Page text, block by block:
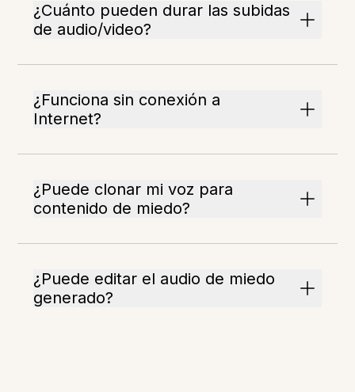
¿Cuánto pueden durar las subidas
de audio/video?
¿Funciona sin conexión a
Internet?
¿Puede clonar mi voz para
contenido de miedo?
¿Puede editar el audio de miedo
generado?